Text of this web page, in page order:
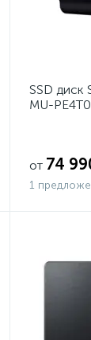
SSD диск
MU-
от 74
1